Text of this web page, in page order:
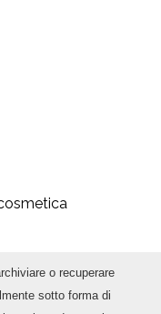
o recuperare
sotto forma di